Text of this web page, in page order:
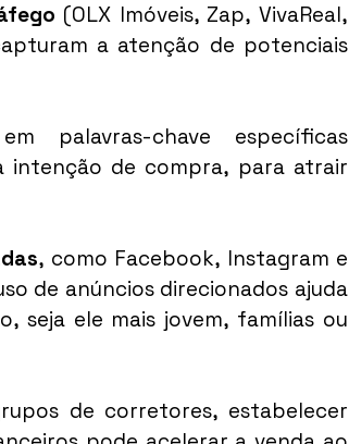
(OLX Imóveis, Zap, VivaReal,
a atenção de potenciais
palavras-chave específicas
intenção de compra, para atrair
, como Facebook, Instagram e
de anúncios direcionados ajuda
seja ele mais jovem, famílias ou
de corretores, estabelecer